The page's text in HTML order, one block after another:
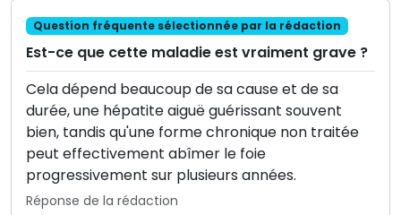
Question fréquente sélectionnée par la rédaction
Est-ce que cette maladie est vraiment grave ?
Cela dépend beaucoup de sa cause et de sa
durée, une hépatite aiguë guérissant souvent
bien, tandis qu'une forme chronique non traitée
peut effectivement abîmer le foie
progressivement sur plusieurs années.
Réponse de la rédaction